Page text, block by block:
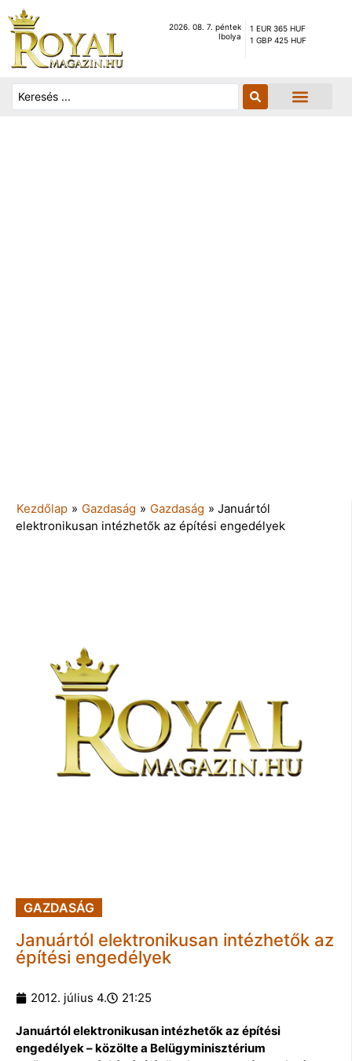
2026. 08. 7. péntek
Ibolya
1 EUR 365 HUF
1 GBP 425 HUF
Kezdőlap » Gazdaság » Gazdaság » Januártól
elektronikusan intézhetők az építési engedélyek
GAZDASÁG
Januártól elektronikusan intézhetők az
építési engedélyek
2012. július 4. 21:25
Januártól elektronikusan intézhetők az építési
engedélyek – közölte a Belügyminisztérium